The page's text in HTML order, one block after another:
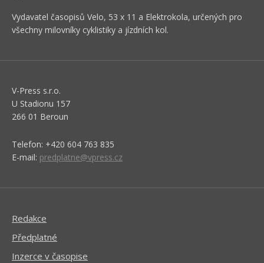
Vydavatel časopisů Velo, 53 x 11 a Elektrokola, určených pro
všechny milovníky cyklistiky a jízdních kol.
V-Press s.r.o.
U Stadionu 157
266 01 Beroun
Telefon: +420 604 763 835
E-mail: predplatne@vpress.cz
Redakce
Předplatné
Inzerce v časopise